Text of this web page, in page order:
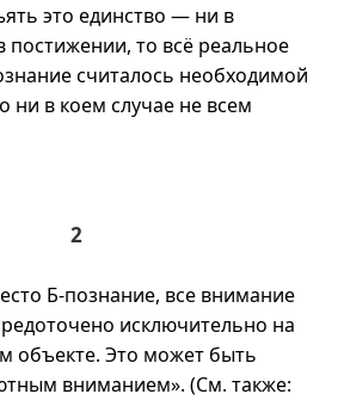
это единство — ни в
постижении, то всё реальное
считалось необходимой
ни в коем случае не всем
2
Б-познание, все внимание
исключительно на
объекте. Это может быть
вниманием». (См. также: